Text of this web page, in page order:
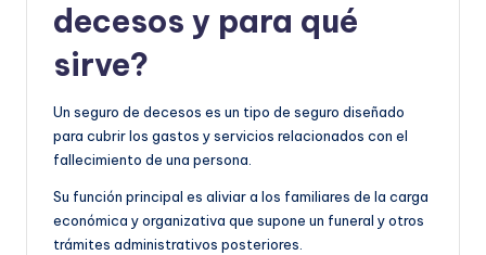
decesos y para qué
sirve?
Un seguro de decesos es un tipo de seguro diseñado
para cubrir los gastos y servicios relacionados con el
fallecimiento de una persona.
Su función principal es aliviar a los familiares de la carga
económica y organizativa que supone un funeral y otros
trámites administrativos posteriores.